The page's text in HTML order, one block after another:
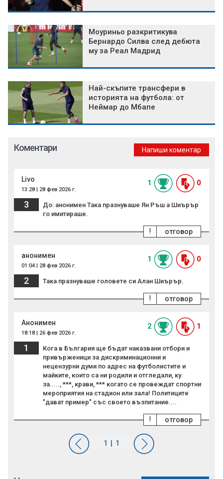
Моуриньо разкритикува
Бернардо Силва след дебюта
му за Реал Мадрид
Най-скъпите трансфери в
историята на футбола: от
Неймар до Мбапе
Коментари Напиши коментар
Livo
13:28 | 28 фев 2026 г.
1 0
3
До: анонимен Така празнуваше Ян Ръш а Шиърър
го имитираше.
отговор
!
анонимен
01:04 | 28 фев 2026 г.
1 0
2 Така празнуваше головете си Алан Шиърър.
отговор
!
Анонимен
18:18 | 26 фев 2026 г.
2 1
1
Кога в България ще бъдат наказвани отбори и
привърженици за дискриминационни и
нецензурни думи по адрес на футболистите и
майките, които са ни родили и отгледали, ку.
за....., ***, крави, *** когато се провеждат спортни
мероприятия на стадион или зала! Политиците
"дават пример" със своето възпитание....
отговор
!